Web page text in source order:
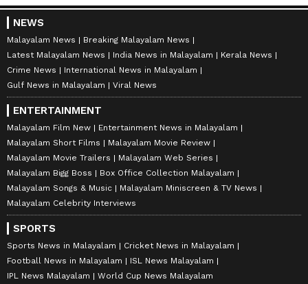
NEWS
Malayalam News
Breaking Malayalam News
Latest Malayalam News
India News in Malayalam
Kerala News
Crime News
International News in Malayalam
Gulf News in Malayalam
Viral News
ENTERTAINMENT
Malayalam Film New
Entertainment News in Malayalam
Malayalam Short Films
Malayalam Movie Review
Malayalam Movie Trailers
Malayalam Web Series
Malayalam Bigg Boss
Box Office Collection Malayalam
Malayalam Songs & Music
Malayalam Miniscreen & TV News
Malayalam Celebrity Interviews
SPORTS
Sports News in Malayalam
Cricket News in Malayalam
Football News in Malayalam
ISL News Malayalam
IPL News Malayalam
World Cup News Malayalam